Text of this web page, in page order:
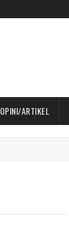
OPINI/ARTIKEL